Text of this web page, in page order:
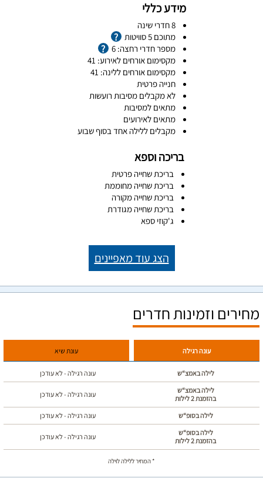
מידע כללי
8 חדרי שינה
מתוכם 5 סוויטות
מספר חדרי רחצה: 6
מקסימום אורחים לאירוע: 41
מקסימום אורחים ללינה: 41
חנייה פרטית
לא מקבלים מסיבות רועשות
מתאים למסיבות
מתאים לאירועים
מקבלים ללילה אחד בסוף שבוע
בריכה וספא
בריכת שחייה פרטית
בריכת שחייה מחוממת
בריכת שחייה מקורה
בריכת שחייה מגודרת
ג'קוזי ספא
הצג עוד מאפיינים
מחירים וזמינות חדרים
עונת שיא עונה רגילה
לילה באמצ“ש
עונה רגילה - לא עודכן
לילה באמצ“ש
בהזמנת 2 לילות
עונה רגילה - לא עודכן
לילה בסופ“ש
עונה רגילה - לא עודכן
לילה בסופ“ש
בהזמנת 2 לילות
עונה רגילה - לא עודכן
* המחיר ללילה לוילה